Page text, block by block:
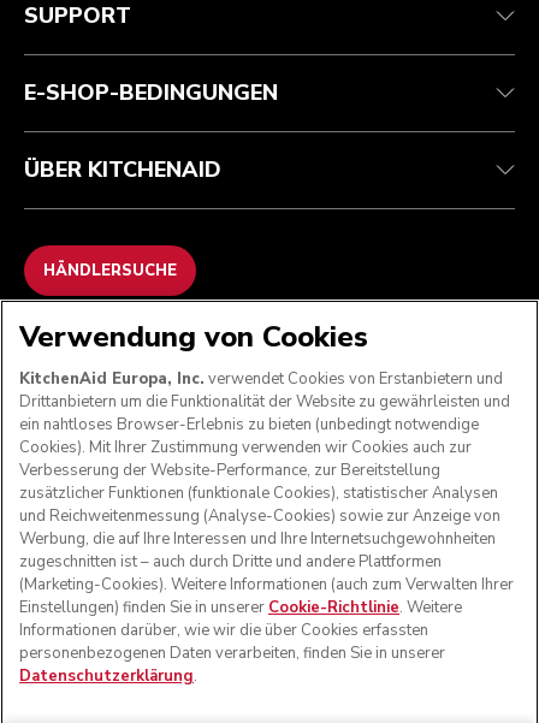
Verfolgen Sie Ihre Bestellung
Garantie und Dokumente
Häufig gestellte fragen
Rückgaben und Erstattungen
Impressum
ODR
SUPPORT
E-SHOP-BEDINGUNGEN
ÜBER KITCHENAID
HÄNDLERSUCHE
WIR AKZEPTIEREN
FOLGEN SIE UNS
Verwendung von Cookies
KitchenAid Europa, Inc. verwendet Cookies von Erstanbietern und
Drittanbietern um die Funktionalität der Website zu gewährleisten und
ein nahtloses Browser-Erlebnis zu bieten (unbedingt notwendige
Cookies). Mit Ihrer Zustimmung verwenden wir Cookies auch zur
Verbesserung der Website-Performance, zur Bereitstellung
zusätzlicher Funktionen (funktionale Cookies), statistischer Analysen
und Reichweitenmessung (Analyse-Cookies) sowie zur Anzeige von
Werbung, die auf Ihre Interessen und Ihre Internetsuchgewohnheiten
zugeschnitten ist – auch durch Dritte und andere Plattformen
(Marketing-Cookies). Weitere Informationen (auch zum Verwalten Ihrer
Einstellungen) finden Sie in unserer Cookie-Richtlinie. Weitere
Informationen darüber, wie wir die über Cookies erfassten
personenbezogenen Daten verarbeiten, finden Sie in unserer
Datenschutzerklärung.